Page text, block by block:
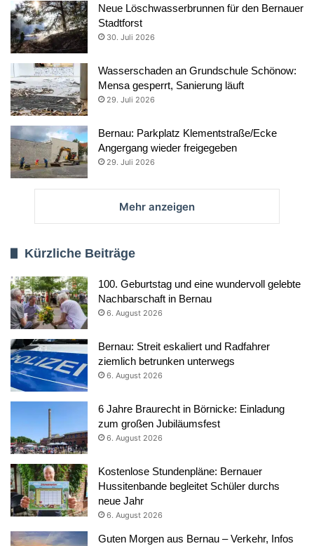
Neue Löschwasserbrunnen für den Bernauer
Stadtforst
30. Juli 2026
Wasserschaden an Grundschule Schönow:
Mensa gesperrt, Sanierung läuft
29. Juli 2026
Bernau: Parkplatz Klementstraße/Ecke
Angergang wieder freigegeben
29. Juli 2026
Mehr anzeigen
Kürzliche Beiträge
100. Geburtstag und eine wundervoll gelebte
Nachbarschaft in Bernau
6. August 2026
Bernau: Streit eskaliert und Radfahrer
ziemlich betrunken unterwegs
6. August 2026
6 Jahre Braurecht in Börnicke: Einladung
zum großen Jubiläumsfest
6. August 2026
Kostenlose Stundenpläne: Bernauer
Hussitenbande begleitet Schüler durchs
neue Jahr
6. August 2026
Guten Morgen aus Bernau – Verkehr, Infos